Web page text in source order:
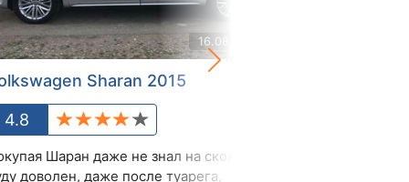
16.08.2019
Sharan 2015
4.8
Шаран даже не знал на сколько
доволен, даже после туарега,